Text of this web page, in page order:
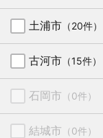
土浦市 （20件）
古河市 （15件）
石岡市 （0件）
結城市 （0件）